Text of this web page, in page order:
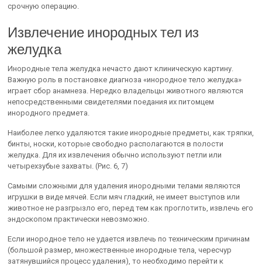
срочную операцию.
Извлечение инородных тел из
желудка
Инородные тела желудка нечасто дают клиническую картину.
Важную роль в постановке диагноза «инородное тело желудка»
играет сбор анамнеза. Нередко владельцы животного являются
непосредственными свидетелями поедания их питомцем
инородного предмета.
Наиболее легко удаляются такие инородные предметы, как тряпки,
бинты, носки, которые свободно располагаются в полости
желудка. Для их извлечения обычно используют петли или
четырехзубые захваты. (Рис. 6, 7)
Самыми сложными для удаления инородными телами являются
игрушки в виде мячей. Если мяч гладкий, не имеет выступов или
животное не разгрызло его, перед тем как проглотить, извлечь его
эндоскопом практически невозможно.
Если инородное тело не удается извлечь по техническим причинам
(большой размер, множественные инородные тела, чересчур
затянувшийся процесс удаления), то необходимо перейти к